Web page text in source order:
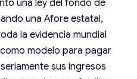
una ley del fondo de
una Afore estatal,
la evidencia mundial
modelo para pagar
sus ingresos